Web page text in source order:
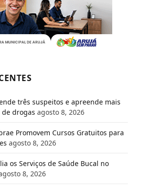
três suspeitos e apreende mais
de drogas agosto 8, 2026
Promovem Cursos Gratuitos para
agosto 8, 2026
os Serviços de Saúde Bucal no
8, 2026